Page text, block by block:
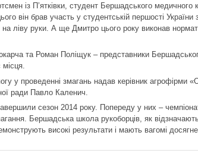
із П’ятківки, студент Бершадського медичного
він брав участь у студентській першості України
на ліву руки. А ще Дмитро цього року виконав
та Роман Поліщук – представники
місця.
у проведенні змагань надав керівник агрофірми
ради Павло Каленич.
сезон 2014 року. Попереду у них –
Бершадська школа рукоборців, як
високі результати і мають вагомі